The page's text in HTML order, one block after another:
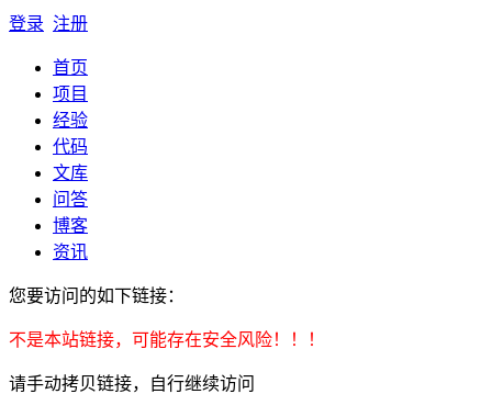
登录 注册
首页
项目
经验
代码
文库
问答
博客
资讯
您要访问的如下链接：
不是本站链接，可能存在安全风险！！！
请手动拷贝链接，自行继续访问